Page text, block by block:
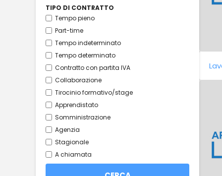
TIPO DI CONTRATTO
Tempo pieno
Part-time
Tempo indeterminato
Tempo determinato
Contratto con partita IVA
Collaborazione
Tirocinio formativo/stage
Apprendistato
Somministrazione
Agenzia
Stagionale
A chiamata